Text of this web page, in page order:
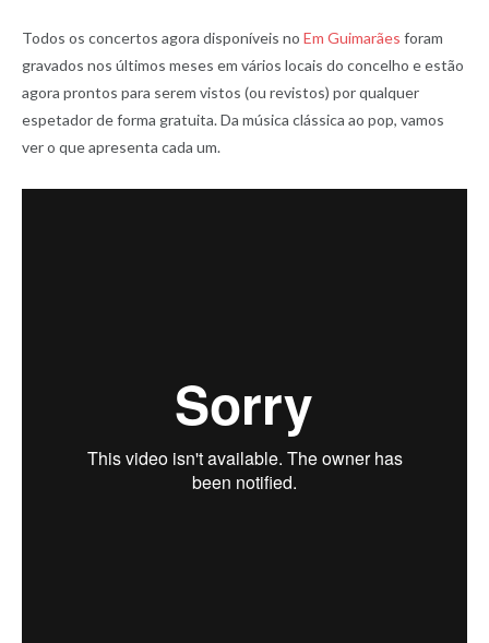
Todos os concertos agora disponíveis no Em Guimarães foram
gravados nos últimos meses em vários locais do concelho e estão
agora prontos para serem vistos (ou revistos) por qualquer
espetador de forma gratuita. Da música clássica ao pop, vamos
ver o que apresenta cada um.